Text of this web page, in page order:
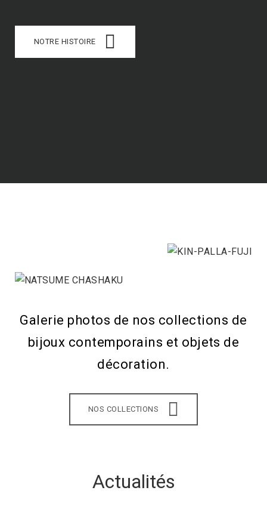
NOTRE HISTOIRE
Galerie photos de nos collections de
bijoux contemporains et objets de
décoration.
NOS COLLECTIONS
Actualités